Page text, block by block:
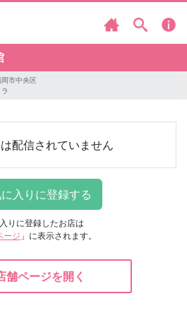
岡市中央区
配信されていません
りに登録したお店は
ージ 」に表示されます。
舗ページを開く